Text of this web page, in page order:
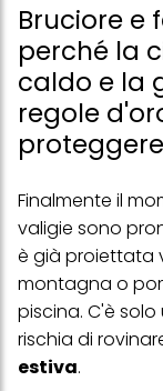
Bruciore e
perché la
caldo e la
regole
Finalmente il
valigie sono
è già proiettata
montagna o
piscina. C'è
rischia di
estiva.